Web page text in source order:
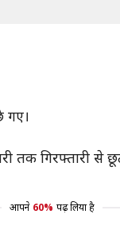
गए।
तक गिरफ्तारी से
आपने 60% पढ़ लिया है